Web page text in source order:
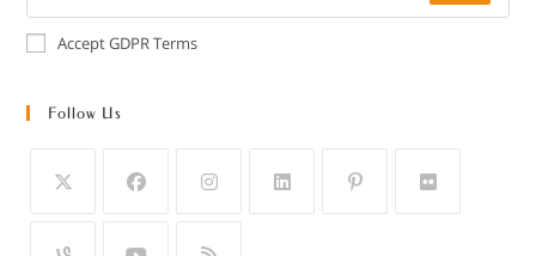
Accept GDPR Terms
Follow Us